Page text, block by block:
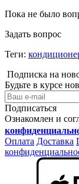
Пока не было
Задать вопрос
Теги:
Подписка на
Будьте в курсе
Подписаться
Ознакомлен и
Оплата Доставка